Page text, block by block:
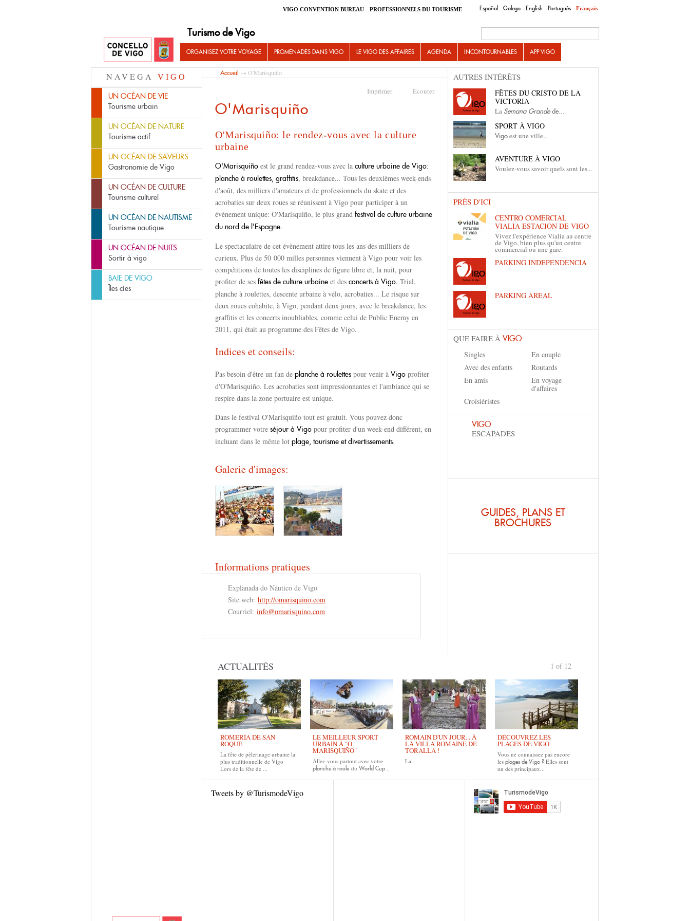
Español Galego English Português Français
VIGO CONVENTION BUREAU PROFESSIONNELS DU TOURISME
Turismo de Vigo
ORGANISEZ VOTRE VOYAGE PROMENADES DANS VIGO LE VIGO DES AFFAIRES AGENDA INCONTOURNABLES APP VIGO
NAVEGA VIGO
UN OCÉAN DE VIE
Tourisme urbain
UN OCÉAN DE NATURE
Tourisme actif
UN OCÉAN DE SAVEURS
Gastronomie de Vigo
UN OCÉAN DE CULTURE
Tourisme culturel
UN OCÉAN DE NAUTISME
Tourisme nautique
UN OCÉAN DE NUITS
Sortir à vigo
BAIE DE VIGO
Îles cíes
Accueil → O'Marisquiño
Imprimer Écouter
O'Marisquiño
O'Marisquiño: le rendez-vous avec la culture
urbaine
O'Marisquiño est le grand rendez-vous avec la culture urbaine de Vigo:
planche à roulettes, graffitis, breakdance... Tous les deuxièmes week-ends
d'août, des milliers d'amateurs et de professionnels du skate et des
acrobaties sur deux roues se réunissent à Vigo pour participer à un
évènement unique: O'Marisquiño, le plus grand festival de culture urbaine
du nord de l'Espagne.
Le spectaculaire de cet évènement attire tous les ans des milliers de
curieux. Plus de 50 000 milles personnes viennent à Vigo pour voir les
compétitions de toutes les disciplines de figure libre et, la nuit, pour
profiter de ses fêtes de culture urbaine et des concerts à Vigo. Trial,
planche à roulettes, descente urbaine à vélo, acrobaties... Le risque sur
deux roues cohabite, à Vigo, pendant deux jours, avec le breakdance, les
graffitis et les concerts inoubliables, comme celui de Public Enemy en
2011, qui était au programme des Fêtes de Vigo.
Indices et conseils:
Pas besoin d'être un fan de planche à roulettes pour venir à Vigo profiter
d'O'Marisquiño. Les acrobaties sont impressionnantes et l'ambiance qui se
respire dans la zone portuaire est unique.
Dans le festival O'Marisquiño tout est gratuit. Vous pouvez donc
programmer votre séjour à Vigo pour profiter d'un week-end différent, en
incluant dans le même lot plage, tourisme et divertissements.
Galerie d'images:
Informations pratiques
Explanada do Náutico de Vigo
Site web: http://omarisquino.com
Courriel: info@omarisquino.com
AUTRES INTÉRÊTS
FÊTES DU CRISTO DE LA
VICTORIA
La Semana Grandede...
SPORT À VIGO
Vigoest une ville...
AVENTURE À VIGO
Voulez-vous savoir quels sont les...
PRÈS D'ICI
CENTRO COMERCIAL
VIALIA ESTACIÓN DE VIGO
Vivez l'expérience Vialia au centre
de Vigo, bien plus qu'un centre
commercial ou une gare.
PARKING INDEPENDENCIA
PARKING AREAL
QUE FAIRE À VIGO
Singles
En couple
Avec des enfants
Routards
En amis
En voyage
d'affaires
Croisiéristes
VIGO
ESCAPADES
GUIDES, PLANS ET
BROCHURES
ACTUALITÉS
ROMERÍA DE SAN
ROQUE
La fête de pèlerinage urbaine la
plus traditionnelle de Vigo
Lors de la fête de ...
LE MEILLEUR SPORT
URBAIN À "O
MARISQUIÑO"
Allez-vous partout avec votre
planche à rouledu World Cup...
ROMAIN D'UN JOUR... À
LA VILLA ROMAINE DE
TORALLA !
La...
DÉCOUVREZ LES
PLAGES DE VIGO
Vous ne connaissez pas encore
les plages de Vigo ? Elles sont
un des principaux...
1 of 12
Tweets by @TurismodeVigo